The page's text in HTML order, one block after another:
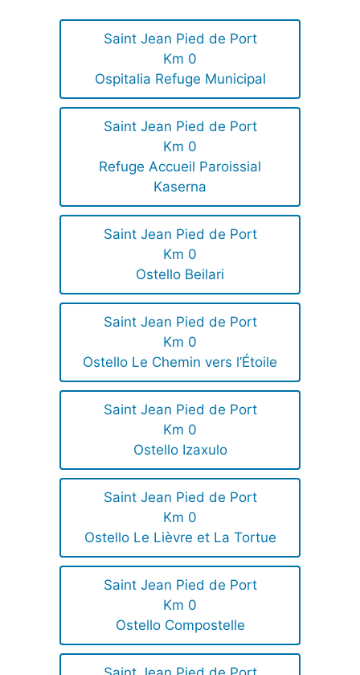
Saint Jean Pied de Port
Km 0
Ospitalia Refuge Municipal
Saint Jean Pied de Port
Km 0
Refuge Accueil Paroissial
Kaserna
Saint Jean Pied de Port
Km 0
Ostello Beilari
Saint Jean Pied de Port
Km 0
Ostello Le Chemin vers l’Étoile
Saint Jean Pied de Port
Km 0
Ostello Izaxulo
Saint Jean Pied de Port
Km 0
Ostello Le Lièvre et La Tortue
Saint Jean Pied de Port
Km 0
Ostello Compostelle